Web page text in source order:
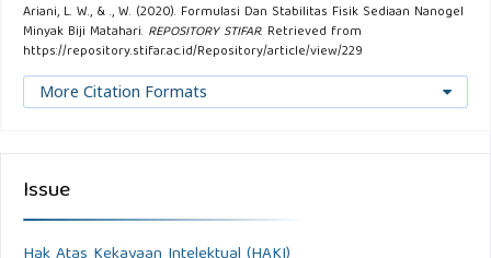
Ariani, L. W., & ., W. (2020). Formulasi Dan Stabilitas Fisik Sediaan Nanogel
Minyak Biji Matahari. REPOSITORY STIFAR. Retrieved from
https://repository.stifar.ac.id/Repository/article/view/229
More Citation Formats
Issue